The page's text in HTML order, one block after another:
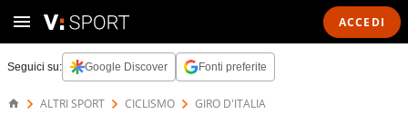
ACCEDI
Seguici su: Google Discover Fonti preferite
ALTRI SPORT CICLISMO GIRO D'ITALIA